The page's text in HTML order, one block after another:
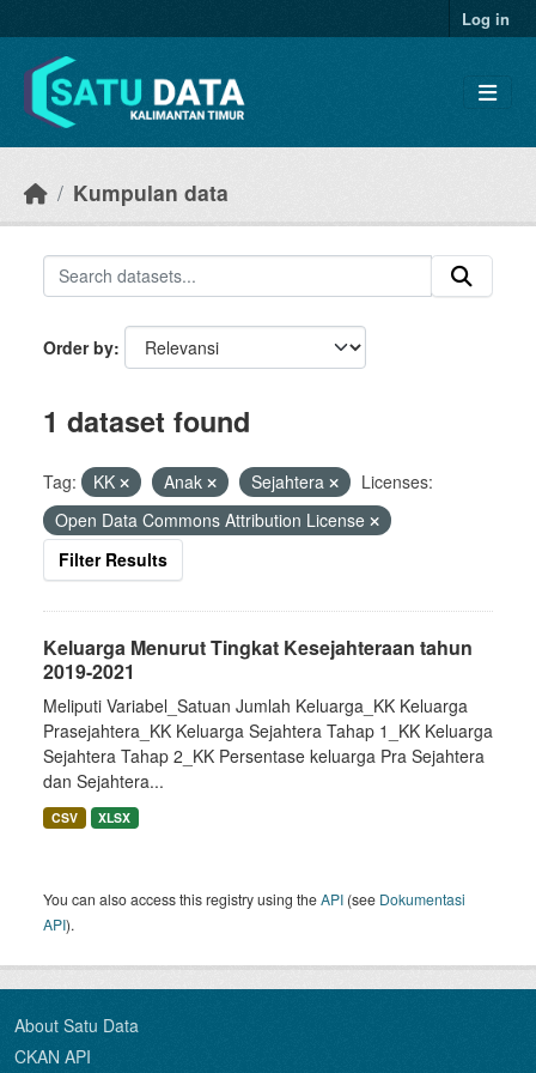
Log in
Kumpulan data
Order by
1 dataset found
Tag: KK Anak Sejahtera
Licenses:
Open Data Commons Attribution License
Filter Results
Keluarga Menurut Tingkat Kesejahteraan tahun
2019-2021
Meliputi Variabel_Satuan Jumlah Keluarga_KK Keluarga
Prasejahtera_KK Keluarga Sejahtera Tahap 1_KK Keluarga
Sejahtera Tahap 2_KK Persentase keluarga Pra Sejahtera
dan Sejahtera...
CSV XLSX
You can also access this registry using theAPI (see Dokumentasi
API).
About Satu Data
CKAN API